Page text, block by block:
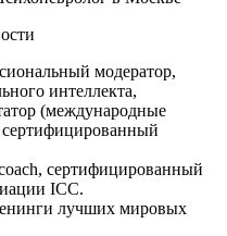
модератор,
интеллекта,
(международные
сертифицированный
ICC.
лучших мировых